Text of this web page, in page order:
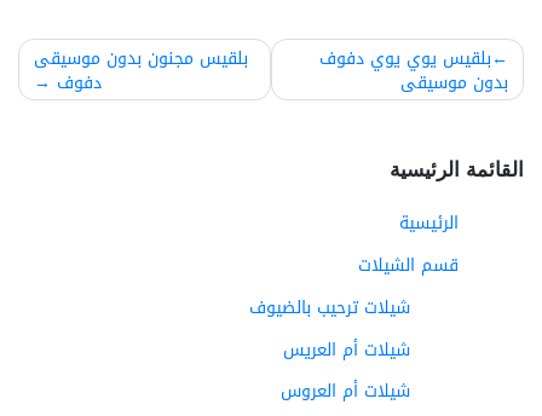
تصفّح
المقالات
بلقيس يوي يوي دفوف
بدون موسيقى
بلقيس مجنون بدون موسيقى
دفوف
القائمة الرئيسية
الرئيسية
قسم الشيلات
شيلات ترحيب بالضيوف
شيلات أم العريس
شيلات أم العروس